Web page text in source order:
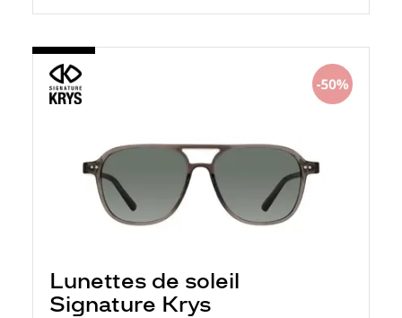
Lunettes de soleil
Signature Krys